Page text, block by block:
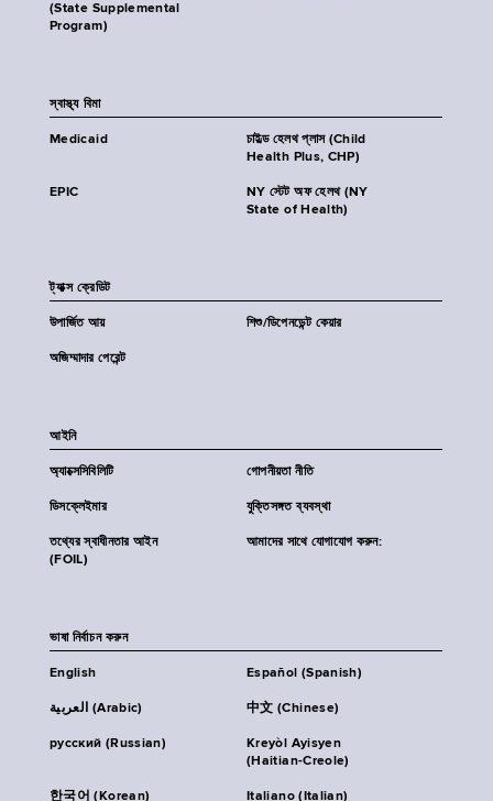
(State Supplemental
Program)
স্বাস্থ্য বিমা
Medicaid
চাইল্ড হেলথ প্লাস (Child
Health Plus, CHP)
EPIC
NY স্টেট অফ হেলথ (NY
State of Health)
ট্যাক্স ক্রেডিট
উপার্জিত আয় শিশু/ডিপেনডেন্ট কেয়ার
অজিম্মাদার পেরেন্ট
আইনি
অ্যাক্সেসিবিলিটি গোপনীয়তা নীতি
ডিসক্লেইমার যুক্তিসঙ্গত ব্যবস্থা
তথ্যের স্বাধীনতার আইন
(FOIL)
আমাদের সাথে যোগাযোগ করুন:
ভাষা নির্বাচন করুন
English Español (Spanish)
العربية (Arabic) 中文 (Chinese)
русский (Russian)
Kreyòl Ayisyen
(Haitian-Creole)
한국어 (Korean) Italiano (Italian)